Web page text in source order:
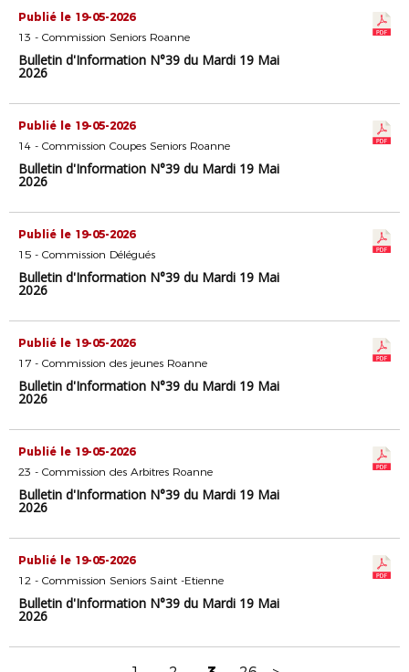
Publié le 19-05-2026
13 - Commission Seniors Roanne
Bulletin d'Information N°39 du Mardi 19 Mai
2026
Publié le 19-05-2026
14 - Commission Coupes Seniors Roanne
Bulletin d'Information N°39 du Mardi 19 Mai
2026
Publié le 19-05-2026
15 - Commission Délégués
Bulletin d'Information N°39 du Mardi 19 Mai
2026
Publié le 19-05-2026
17 - Commission des jeunes Roanne
Bulletin d'Information N°39 du Mardi 19 Mai
2026
Publié le 19-05-2026
23 - Commission des Arbitres Roanne
Bulletin d'Information N°39 du Mardi 19 Mai
2026
Publié le 19-05-2026
12 - Commission Seniors Saint -Etienne
Bulletin d'Information N°39 du Mardi 19 Mai
2026